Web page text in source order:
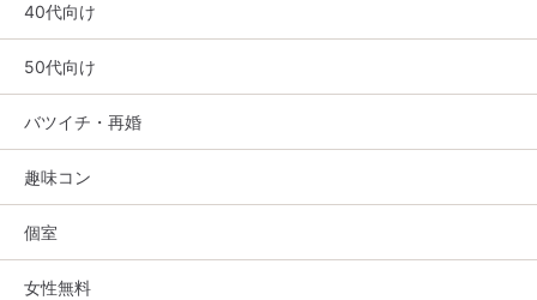
40代向け
50代向け
バツイチ・再婚
趣味コン
個室
女性無料